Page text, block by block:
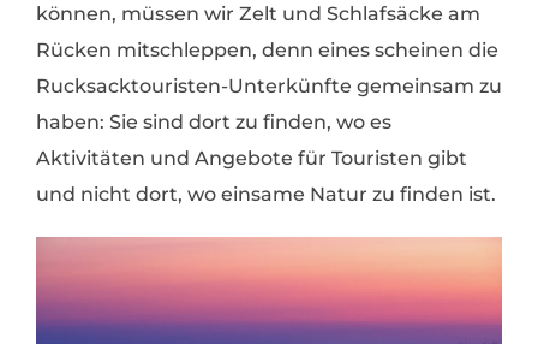
können, müssen wir Zelt und Schlafsäcke am
Rücken mitschleppen, denn eines scheinen die
Rucksacktouristen-Unterkünfte gemeinsam zu
haben: Sie sind dort zu finden, wo es
Aktivitäten und Angebote für Touristen gibt
und nicht dort, wo einsame Natur zu finden ist.